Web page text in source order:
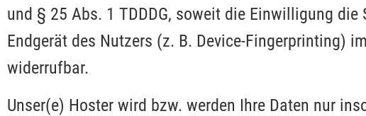
und § 25 Abs. 1 TDDDG, soweit die Einwilligung
Endgerät des Nutzers (z. B. Device-Fingerprinting)
widerrufbar.
Unser(e) Hoster wird bzw. werden Ihre Daten nur